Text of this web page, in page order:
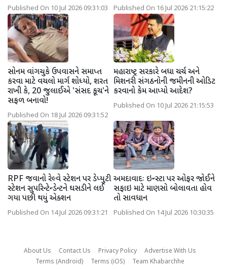
Published On 10 Jul 2026 09:31:03 Published On 16 Jul 2026 21:15:22
સોનમ વાંગચુકે ઉપવાસને સમાપ્ત
કરવા માટે વચલો માર્ગ શોધ્યો, શરત
રાખી કે, 20 જુલાઈએ 'સંસદ કૂચ'ને
સફળ બનાવો!
Published On 18 Jul 2026 09:31:52
મહારાષ્ટ્ર સરકારે બધા ચર્ચ અને
મિશનરી સંગઠનોની જમીનની ઓડિટ
કરવાનો કેમ આપ્યો આદેશ?
Published On 10 Jul 2026 21:15:53
RPF જવાનો રેલ્વે સ્ટેશન પર ડેપ્યુટી
સ્ટેશન સુપરિન્ટેન્ડેન્ટને ઘસડીને લઈ
ગયા પછી થયું એક્શન
Published On 14 Jul 2026 09:31:21
અમદાવાદઃ ઇન્સ્ટા પર ઓફર જોઈને
સફાઇ માટે માણસો બોલાવતા હોવ
તો સાવધાન
Published On 14 Jul 2026 10:30:35
About Us Contact Us Privacy Policy
Advertise With Us
Terms (Android)
Terms (iOS) Team Khabarchhe